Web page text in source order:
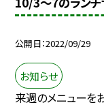
公開日 2022/09/29
お知らせ
来週のメニューを